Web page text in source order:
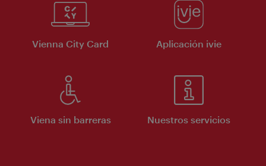
Vienna City Card Aplicación ivie
Viena sin barreras Nuestros servicios